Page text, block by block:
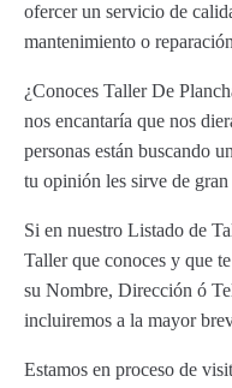
ofercer un servicio de
mantenimiento o
¿Conoces Taller De
nos encantaría que nos
personas están buscando
tu opinión les sirve de gran
Si en nuestro Listado de
Taller que conoces y que
su Nombre, Dirección ó
incluiremos a la mayor
Estamos en proceso de